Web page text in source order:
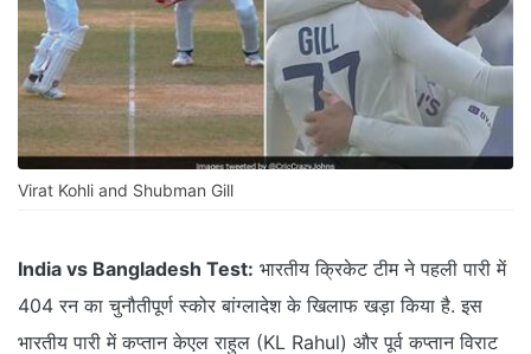
Virat Kohli and Shubman Gill
India vs Bangladesh Test: भारतीय क्रिकेट टीम ने पहली पारी में
404 रन का चुनौतीपूर्ण स्कोर बांग्लादेश के खिलाफ खड़ा किया है. इस
भारतीय पारी में कप्तान केएल राहुल (KL Rahul) और पूर्व कप्तान विराट